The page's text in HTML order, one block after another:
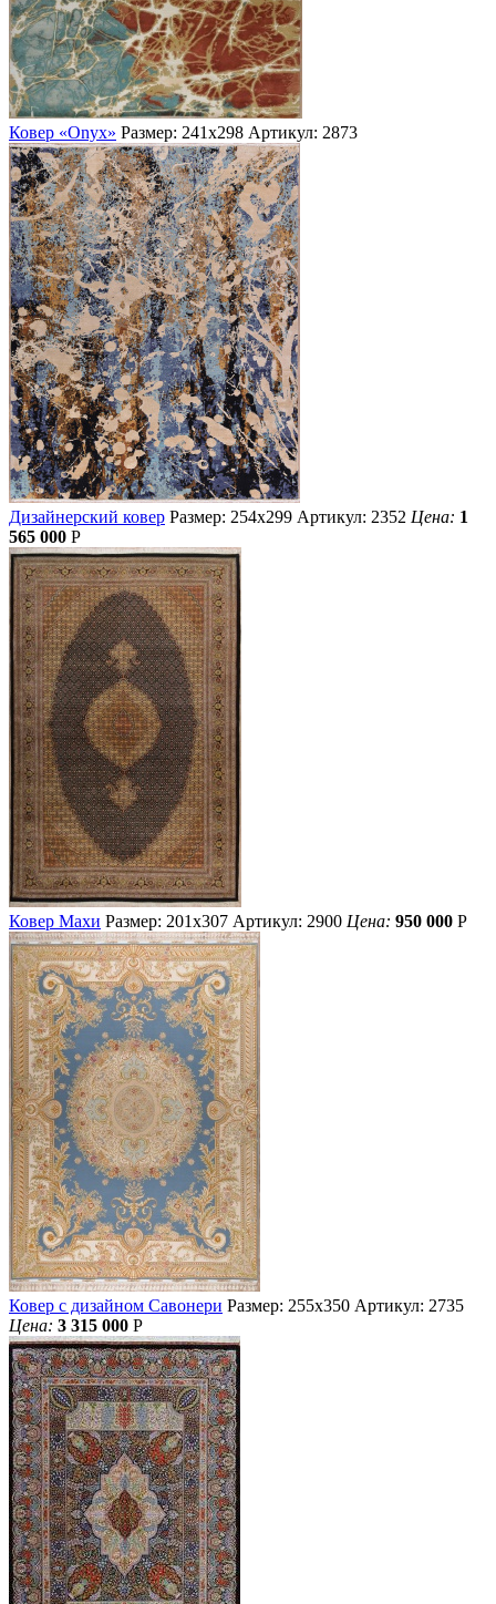
Ковер «Onyx» Размер: 241х298 Артикул: 2873
Дизайнерский ковер Размер: 254х299 Артикул: 2352 Цена: 1
565 000 Р
Ковер Махи Размер: 201х307 Артикул: 2900 Цена: 950 000 Р
Ковер с дизайном Савонери Размер: 255х350 Артикул: 2735
Цена: 3 315 000 Р